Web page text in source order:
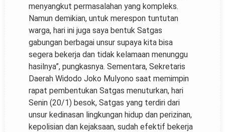
menyangkut permasalahan yang kompleks.
Namun demikian, untuk merespon tuntutan
warga, hari ini juga saya bentuk Satgas
gabungan berbagai unsur supaya kita bisa
segera bekerja dan tidak kelamaan menunggu
hasilnya”, pungkasnya. Sementara, Sekretaris
Daerah Widodo Joko Mulyono saat memimpin
rapat pembentukan Satgas menuturkan, hari
Senin (20/1) besok, Satgas yang terdiri dari
unsur kedinasan lingkungan hidup dan perizinan,
kepolisian dan kejaksaan, sudah efektif bekerja